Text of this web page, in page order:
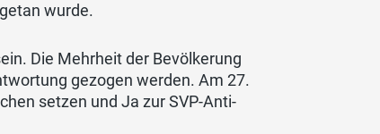
wurde.
Die Mehrheit der Bevölkerung
gezogen werden. Am 27.
setzen und Ja zur SVP-Anti-